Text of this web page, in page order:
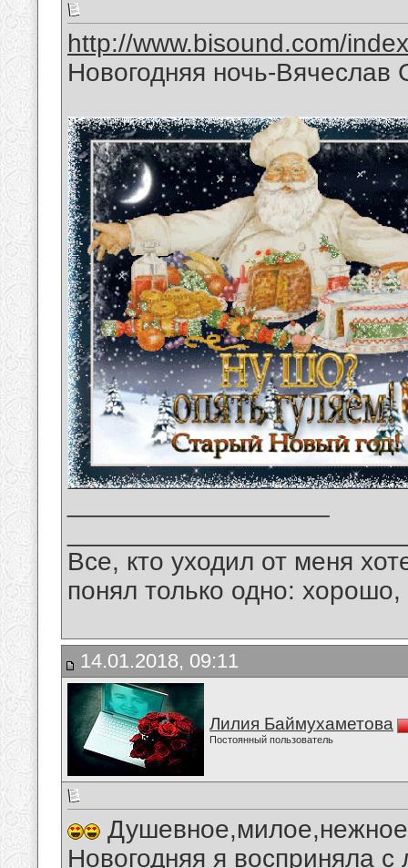
http://www.bisound.com/
Новогодняя ночь-Вячеслав
Все, кто уходил от меня
понял только одно:
14.01.2018, 09:11
Лилия Баймухаметова
Постоянный пользователь
Новогодняя я восприняла